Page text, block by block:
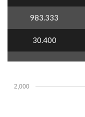
983.333
30.400
2,000